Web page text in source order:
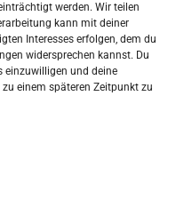
werden. Wir teilen
kann mit deiner
Interesses erfolgen, dem du
widersprechen kannst. Du
einzuwilligen und deine
einem späteren Zeitpunkt zu
Njemačka?